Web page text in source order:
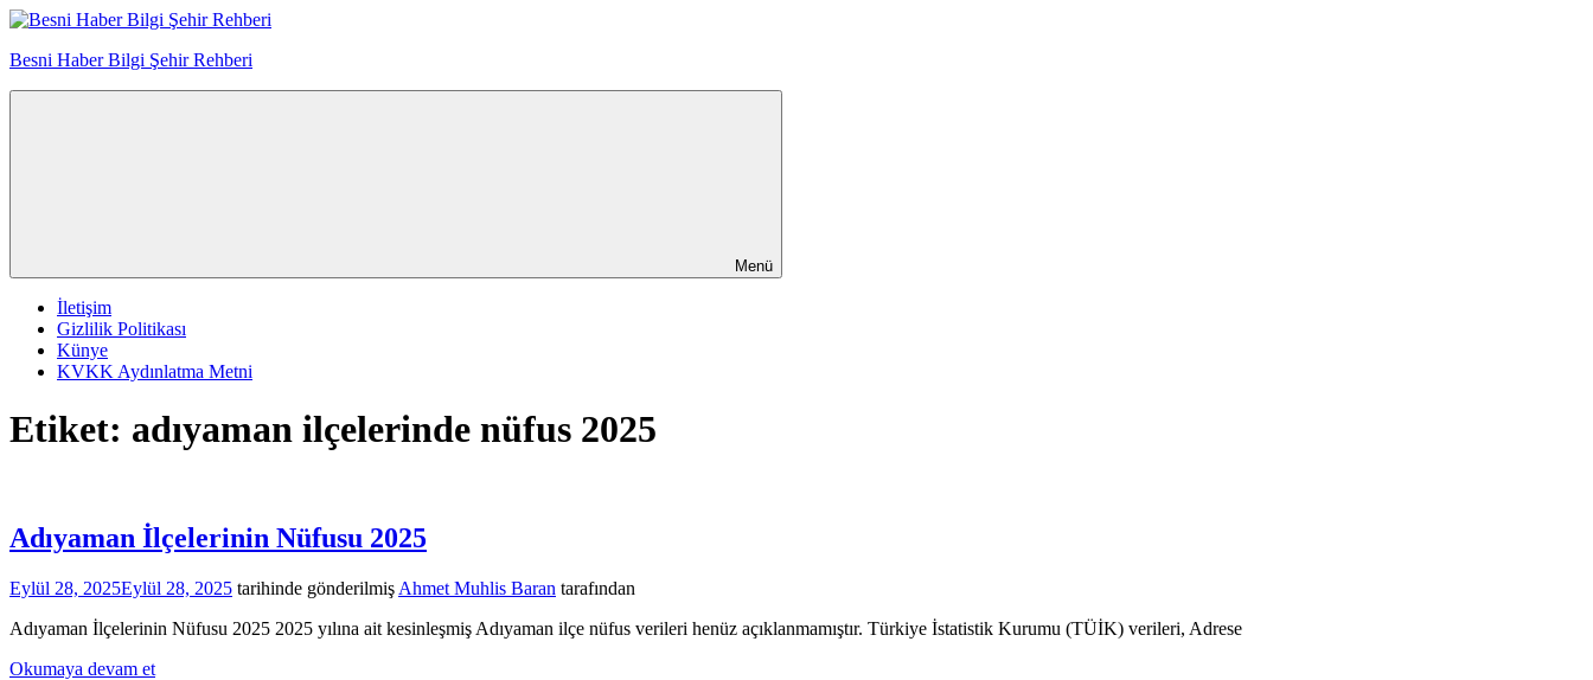
İçeriğe
Besni Haber Bilgi Şehir Rehberi
Menü
İletişim
Gizlilik Politikası
Künye
KVKK Aydınlatma Metni
Etiket: adıyaman ilçelerinde nüfus 2025
Adıyaman İlçelerinin Nüfusu 2025
Eylül 28, 2025Eylül 28, 2025 tarihinde gönderilmiş Ahmet Muhlis Baran tarafından
Adıyaman İlçelerinin Nüfusu 2025 2025 yılına ait kesinleşmiş Adıyaman ilçe nüfus verileri henüz açıklanmamıştır. Türkiye İstatistik Kurumu (TÜİK) verileri, Adrese
Okumaya devam et